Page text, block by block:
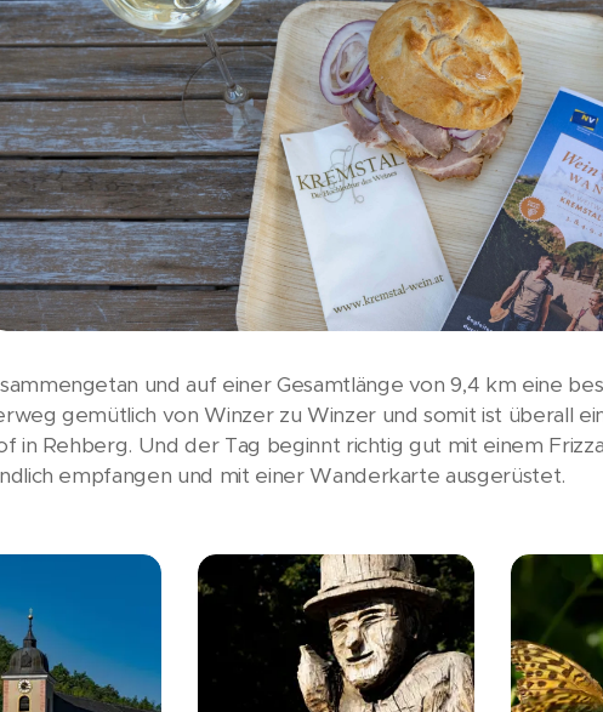
und auf einer Gesamtlänge von 9,4 km eine
gemütlich von Winzer zu Winzer und somit ist überall
in Rehberg. Und der Tag beginnt richtig gut mit einem
empfangen und mit einer Wanderkarte ausgerüstet.